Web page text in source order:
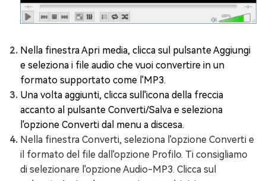
Nella finestra Apri media, clicca sul pulsante Aggiungi
e seleziona i file audio che vuoi convertire in un
formato supportato come l'MP3.
Una volta aggiunti, clicca sull'icona della freccia
accanto al pulsante Converti/Salva e seleziona
l'opzione Converti dal menu a discesa.
Nella finestra Converti, seleziona l'opzione Converti e
il formato del file dall'opzione Profilo. Ti consigliamo
di selezionare l'opzione Audio-MP3. Clicca sul